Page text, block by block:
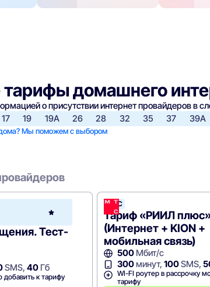
домашнего
о присутствии интернет провайдеров в
17 19 19А 26 28 32 35 37 39А
Мы поможем с выбором
Ростелеком
Тест-
SMS, 40Гб
к тарифу
МТС
Тариф «РИИЛ
(Интернет + KION +
мобильная связь)
500Мбит/с
300минут, 100SMS,
WI-FI роутер в рассрочку
тарифу